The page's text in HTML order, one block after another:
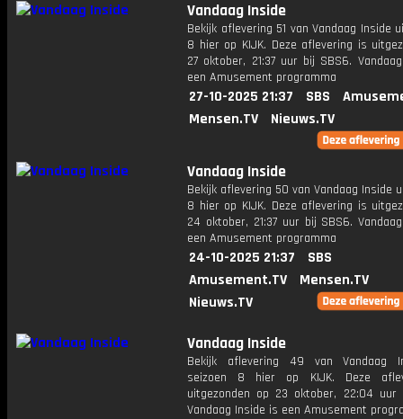
Vandaag Inside
Bekijk aflevering 51 van Vandaag Inside
8 hier op KIJK. Deze aflevering is
27 oktober, 21:37 uur bij SBS6.
een Amusement programma
27-10-2025 21:37 SBS
Mensen.TV
Nieuws.TV
Vandaag Inside
Bekijk aflevering 50 van Vandaag Inside
8 hier op KIJK. Deze aflevering is
24 oktober, 21:37 uur bij SBS6.
een Amusement programma
24-10-2025 21:37
SBS
Amusement.TV
Mensen.TV
Nieuws.TV
Vandaag Inside
Bekijk aflevering 49 van Vandaag
seizoen 8 hier op KIJK. Deze
uitgezonden op 23 oktober, 22:04 uur
Vandaag Inside is een Amusement